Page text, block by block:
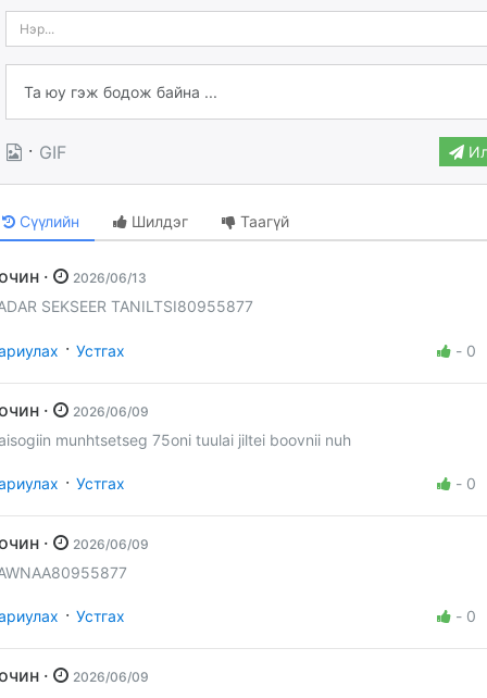
· GIF
Сүүлийн Шилдэг Таагүй
Зочин · 2026/06/13
SEKSEER TANILTSI80955877
· Устгах - 0
Зочин · 2026/06/09
munhtsetseg 75oni tuulai jiltei boovnii nuh
· Устгах - 0
Зочин · 2026/06/09
· Устгах - 0
Зочин · 2026/06/09